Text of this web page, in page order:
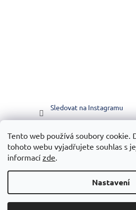
Tento web používá soubory cookie.
tohoto webu vyjadřujete souhlas s
informací zde.
Nastavení
Sledovat na Instagramu
Vytvořilo
Vytvořil